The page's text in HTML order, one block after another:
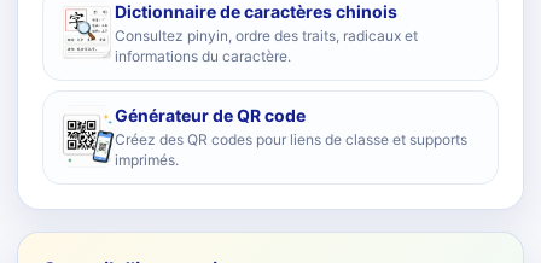
Dictionnaire de caractères chinois
Consultez pinyin, ordre des traits, radicaux et
informations du caractère.
Générateur de QR code
Créez des QR codes pour liens de classe et supports
imprimés.